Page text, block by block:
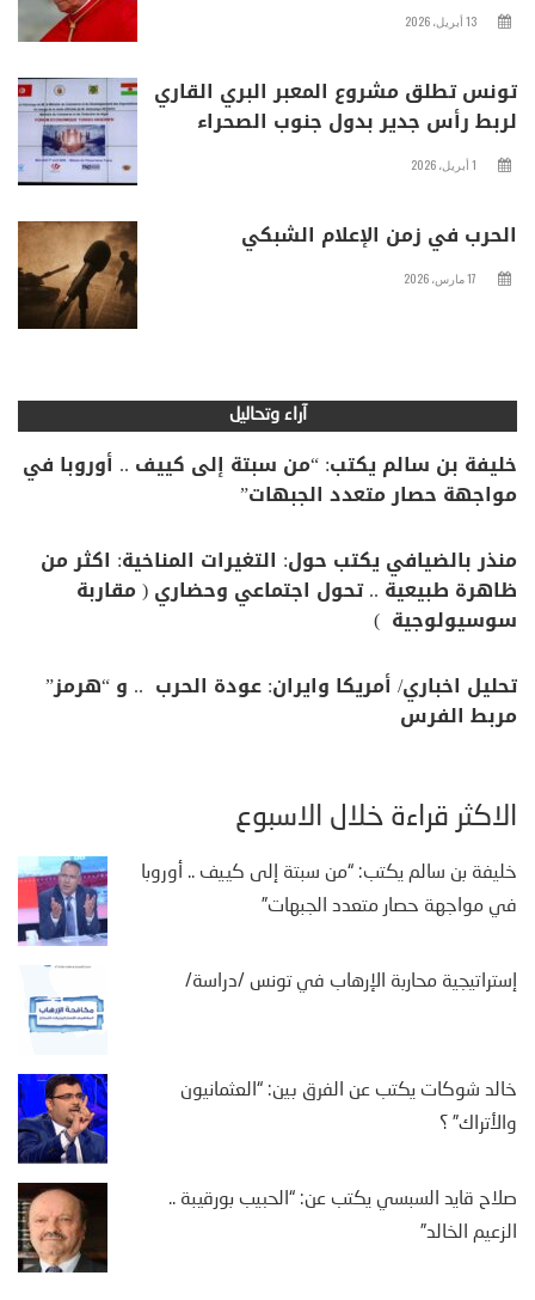
13 أبريل، 2026
تونس تطلق مشروع المعبر البري القاري
لربط رأس جدير بدول جنوب الصحراء
1 أبريل، 2026
الحرب في زمن الإعلام الشبكي
17 مارس، 2026
آراء وتحاليل
خليفة بن سالم يكتب: “من سبتة إلى كييف .. أوروبا في
مواجهة حصار متعدد الجبهات”
منذر بالضيافي يكتب حول: التغيرات المناخية: اكثر من
ظاهرة طبيعية .. تحول اجتماعي وحضاري ( مقاربة
سوسيولوجية )
تحليل اخباري/ أمريكا وايران: عودة الحرب .. و “هرمز”
مربط الفرس
الأكثر قراءة خلال الأسبوع
خليفة بن سالم يكتب: “من سبتة إلى كييف .. أوروبا
في مواجهة حصار متعدد الجبهات”
إستراتيجية محاربة الإرهاب في تونس /دراسة/
خالد شوكات يكتب عن الفرق بين: “العثمانيون
والأتراك” ؟
صلاح قايد السبسي يكتب عن: “الحبيب بورقيبة ..
الزعيم الخالد”